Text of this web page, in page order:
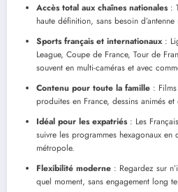
Accès total aux chaînes nationales:
haute définition, sans besoin
Sports français et internationaux :
League, Coupe de France, Tour de
souvent en multi-caméras et avec
Contenu pour toute la famille :
produites en France, dessins animés et
Idéal pour les expatriés: Les
suivre les programmes hexagonaux en
métropole.
Flexibilité moderne : Regardez sur
quel moment, sans engagement long